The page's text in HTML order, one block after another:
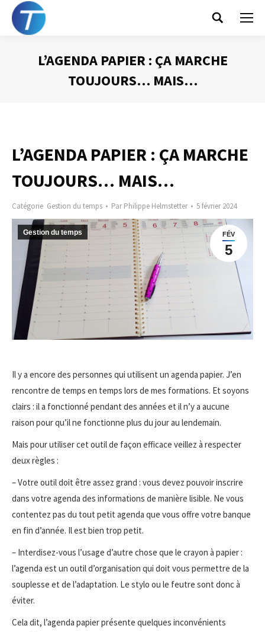
Search:
L’AGENDA PAPIER : ÇA MARCHE
TOUJOURS… MAIS…
L’AGENDA PAPIER : ÇA MARCHE
TOUJOURS… MAIS…
Catégorie Gestion du temps ParPhilippe Helmstetter 5 février 2024
FÉV
5
Gestion du temps
Il y a encore des personnes qui utilisent un agenda papier. J’en
rencontre de temps en temps lors de mes formations. Et soyons
clairs : il a fonctionné pendant des années et il n’y a aucune
raison pour qu’il ne fonctionne plus du jour au lendemain.
Mais pour utiliser cet outil de façon efficace veillez à respecter
deux règles :
– Votre outil doit être assez grand : vous devez pouvoir inscrire
dans votre agenda des informations de manière lisible. Ne vous
contentez pas du tout petit agenda que vous offre votre banque
en fin d’année. Il est bien trop petit.
– Interdisez-vous l’usage d’autre chose que le crayon à papier :
l’agenda est un outil d’organisation qui doit vous permettre de la
souplesse et de l’adaptation. Le stylo ou le feutre sont donc à
éviter.
Cela dit, l’agenda papier présente quelques inconvénients